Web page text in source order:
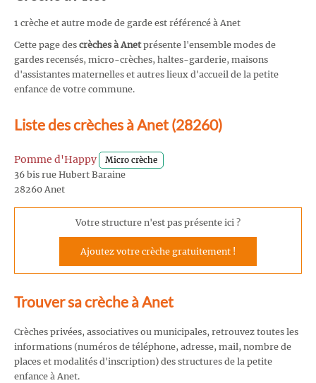
1 crèche et autre mode de garde est référencé à Anet
Cette page des crèches à Anetprésente l'ensemble modes de
gardes recensés, micro-crèches, haltes-garderie, maisons
d'assistantes maternelles et autres lieux d'accueil de la petite
enfance de votre commune.
Liste des crèches à Anet (28260)
Pomme d'Happy Micro crèche
36 bis rue Hubert Baraine
28260 Anet
Votre structure n'est pas présente ici ?
Ajoutez votre crèche gratuitement !
Trouver sa crèche à Anet
Crèches privées, associatives ou municipales, retrouvez toutes les
informations (numéros de téléphone, adresse, mail, nombre de
places et modalités d'inscription) des structures de la petite
enfance à Anet.